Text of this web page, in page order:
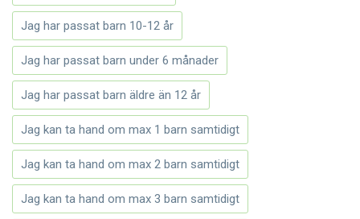
Jag har passat barn 10-12 år
Jag har passat barn under 6 månader
Jag har passat barn äldre än 12 år
Jag kan ta hand om max 1 barn samtidigt
Jag kan ta hand om max 2 barn samtidigt
Jag kan ta hand om max 3 barn samtidigt